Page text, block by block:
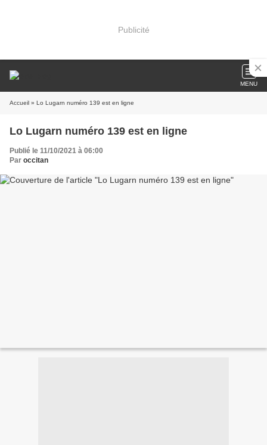
Publicité
MENU
Accueil » Lo Lugarn numéro 139 est en ligne
Lo Lugarn numéro 139 est en ligne
Publié le 11/10/2021 à 06:00
Par occitan